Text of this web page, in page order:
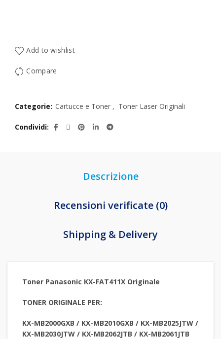
Add to wishlist
Compare
Categorie: Cartucce e Toner , Toner Laser Originali
Condividi
Descrizione
Recensioni verificate (0)
Shipping & Delivery
Toner Panasonic KX-FAT411X Originale
TONER ORIGINALE PER:
KX-MB2000GXB / KX-MB2010GXB / KX-MB2025JTW /
KX-MB2030JTW / KX-MB2062JTB / KX-MB2061JTB